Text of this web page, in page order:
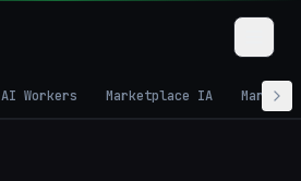
AI Workers Marketplace IA